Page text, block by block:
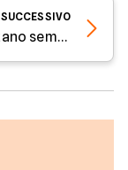
SUCCESSIVO
Le Carte di Credito Platinum diventano sempre più costose - Parola all'Esperto di Facile.it